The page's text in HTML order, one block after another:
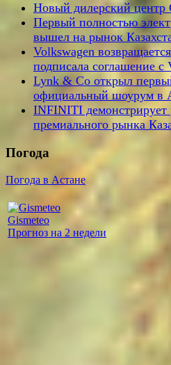
Новый дилерский центр
Первый полностью
вышел на рынок
Volkswagen
подписала соглашение с
Lynk & Co открыл
официальный шоурум в
INFINITI
премиального рынка
Погода
Погода в Астане
Gismeteo
Прогноз на 2 недели